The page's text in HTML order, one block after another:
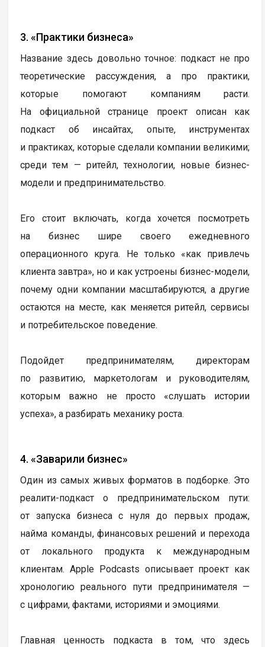
3. «Практики бизнеса»
Название здесь довольно точное: подкаст не про
теоретические рассуждения, а про практики,
которые помогают компаниям расти.
На официальной странице проект описан как
подкаст об инсайтах, опыте, инструментах
и практиках, которые сделали компании великими;
среди тем — ритейл, технологии, новые бизнес-
модели и предпринимательство.
Его стоит включать, когда хочется посмотреть
на бизнес шире своего ежедневного
операционного круга. Не только «как привлечь
клиента завтра», но и как устроены бизнес-модели,
почему одни компании масштабируются, а другие
остаются на месте, как меняется ритейл, сервисы
и потребительское поведение.
Подойдет предпринимателям, директорам
по развитию, маркетологам и руководителям,
которым важно не просто «слушать истории
успеха», а разбирать механику роста.
4. «Заварили бизнес»
Один из самых живых форматов в подборке. Это
реалити-подкаст о предпринимательском пути:
от запуска бизнеса с нуля до первых продаж,
найма команды, финансовых решений и перехода
от локального продукта к международным
клиентам. Apple Podcasts описывает проект как
хронологию реального пути предпринимателя —
с цифрами, фактами, историями и эмоциями.
Главная ценность подкаста в том, что здесь